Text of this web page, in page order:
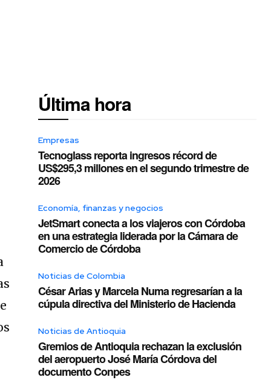
Última hora
Empresas
Tecnoglass reporta ingresos récord de
US$295,3 millones en el segundo trimestre de
2026
Economía, finanzas y negocios
JetSmart conecta a los viajeros con Córdoba
en una estrategia liderada por la Cámara de
Comercio de Córdoba
Noticias de Colombia
César Arias y Marcela Numa regresarían a la
cúpula directiva del Ministerio de Hacienda
Noticias de Antioquia
Gremios de Antioquia rechazan la exclusión
del aeropuerto José María Córdova del
documento Conpes